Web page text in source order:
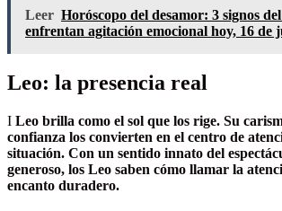
Leer Horóscopo del desamor: 3 signos
enfrentan agitación emocional hoy, 16 de
Leo: la presencia real
I Leo brilla como el sol que los rige. Su
confianza los convierten en el centro de
situación. Con un sentido innato del
generoso, los Leo saben cómo llamar la
encanto duradero.